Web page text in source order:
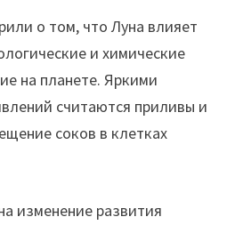
о том, что Луна влияет
и химические
на планете. Яркими
считаются приливы и
соков в клетках
изменение развития